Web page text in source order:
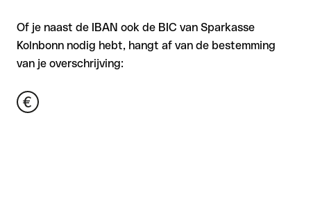
Of je naast de IBAN ook de BIC van Sparkasse
Kolnbonn nodig hebt, hangt af van de bestemming
van je overschrijving: